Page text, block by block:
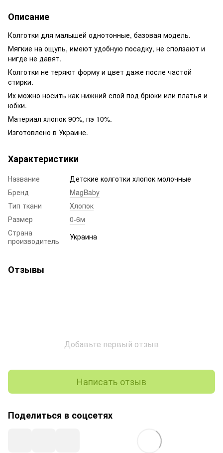
Описание
Колготки для малышей однотонные, базовая модель.
Мягкие на ощупь, имеют удобную посадку, не сползают и
нигде не давят.
Колготки не теряют форму и цвет даже после частой
стирки.
Их можно носить как нижний слой под брюки или платья и
юбки.
Материал хлопок 90%, пэ 10%.
Изготовлено в Украине.
Характеристики
Название
Детские колготки хлопок молочные
Бренд
MagBaby
Тип ткани
Хлопок
Размер
0-6м
Страна
производитель
Украина
Отзывы
Добавьте первый отзыв
Написать отзыв
Поделиться в соцсетях